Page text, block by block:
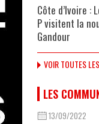
Côte d’Ivoire :
P visitent la
Gandour
VOIR TOUTES
LES
13/09/2022